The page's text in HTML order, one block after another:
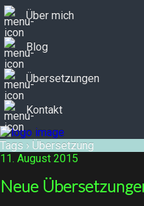
Über mich
Blog
Übersetzungen
Kontakt
Tags › Übersetzung
11. August 2015
Neue